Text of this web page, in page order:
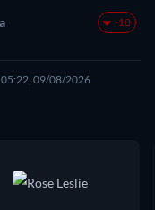
-10
05:22, 09/08/2026